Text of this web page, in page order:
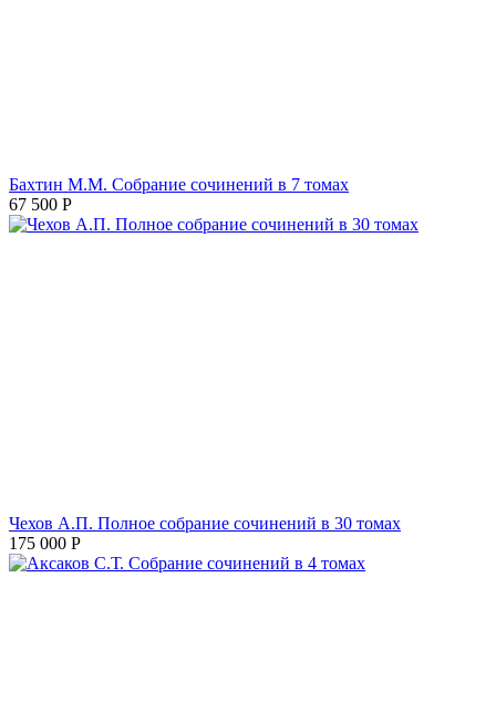
Бахтин М.М. Собрание сочинений в 7 томах
67 500 Р
Чехов А.П. Полное собрание сочинений в 30 томах
175 000 Р